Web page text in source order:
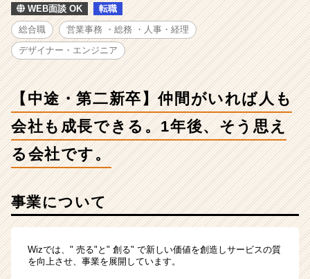
成
長
で
き
年
後、
そ
う
社
で
す。
|
WEB面談 OK 転職
総合職 営業事務 ・総務 ・人事・経理
デザイナー・エンジニア
【中途・第二新卒】仲間がいれば人も
会社も成長できる。1年後、そう思え
る会社です。
事業について
Wizでは、" 売る"と" 創る" で新しい価値を創造しサービスの質
を向上させ、事業を展開しています。